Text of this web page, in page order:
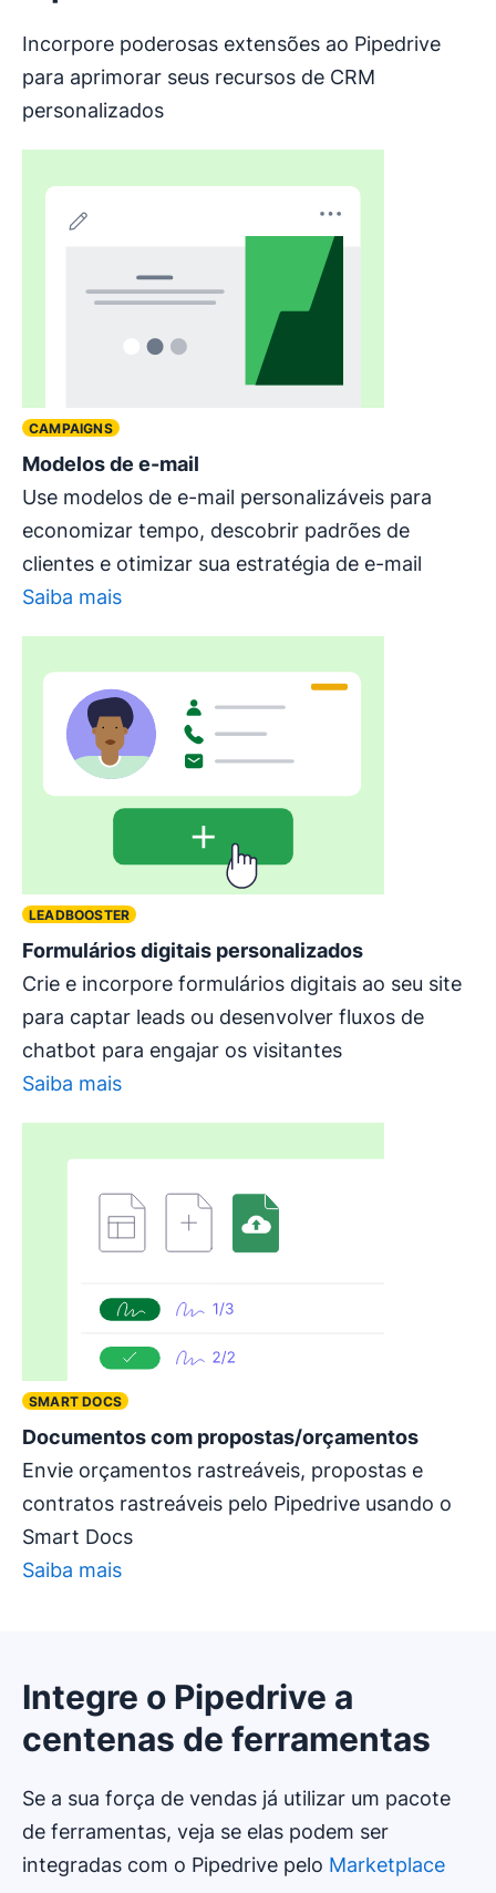
Incorpore poderosas extensões ao Pipedrive
para aprimorar seus recursos de CRM
personalizados
CAMPAIGNS
Modelos de e-mail
Use modelos de e-mail personalizáveis para
economizar tempo, descobrir padrões de
clientes e otimizar sua estratégia de e-mail
Saiba mais
LEADBOOSTER
Formulários digitais personalizados
Crie e incorpore formulários digitais ao seu site
para captar leads ou desenvolver fluxos de
chatbot para engajar os visitantes
Saiba mais
SMART DOCS
Documentos com propostas/orçamentos
Envie orçamentos rastreáveis, propostas e
contratos rastreáveis pelo Pipedrive usando o
Smart Docs
Saiba mais
Integre o Pipedrive a
centenas de ferramentas
Se a sua força de vendas já utilizar um pacote
de ferramentas, veja se elas podem ser
integradas com o Pipedrive pelo Marketplace